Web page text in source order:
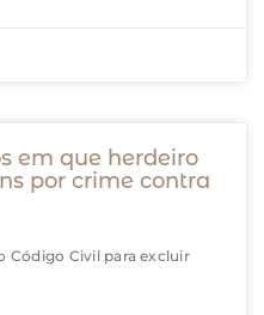
em que herdeiro
por crime contra
Código Civil para excluir